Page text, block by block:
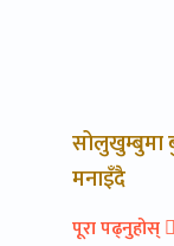
सोलुखुम्बुमा
मनाइँदै
पूरा पढ्नुहोस्